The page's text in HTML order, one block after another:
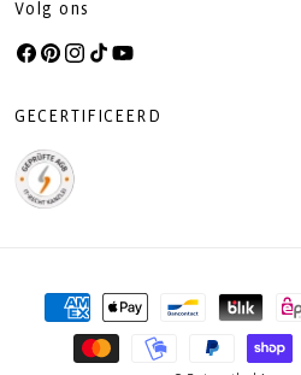
Volg ons
Facebook
Pinterest
Instagram
TikTokYouTube
GECERTIFICEERD
Betaalmethoden